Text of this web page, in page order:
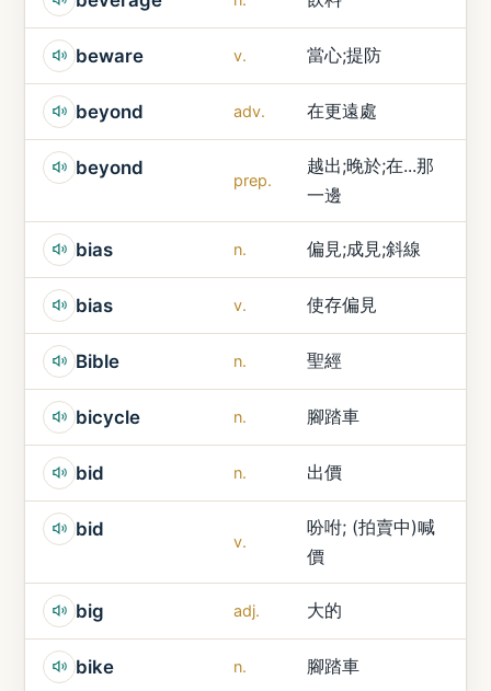
beware v. 當心;提防
beyond adv. 在更遠處
beyond
prep.
越出;晚於;在...那
一邊
bias n. 偏見;成見;斜線
bias v. 使存偏見
Bible n. 聖經
bicycle n. 腳踏車
bid n. 出價
bid
v.
吩咐; (拍賣中)喊
價
big adj. 大的
bike n. 腳踏車